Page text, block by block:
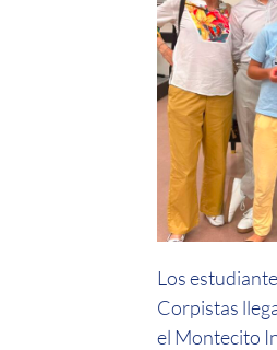
Los
Corpistas
el Montecito